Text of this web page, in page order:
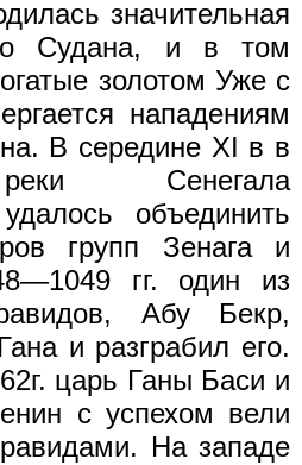
значительная
Судана, и в том
золотом Уже с
нападениям
В середине XI в в
Сенегала
объединить
групп Зенага и
гг. один из
Абу Бекр,
и разграбил его.
царь Ганы Баси и
с успехом вели
На западе